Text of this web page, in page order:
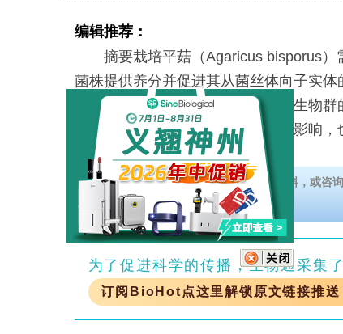
编辑推荐：
摘要栽培平菇（Agaricus bisporus）
菌株提供养分并促进其从菌丝体向子实
个阶段还会受到其生长环境中的微生物
蘑菇的生长、发育和品质产生积极影响
（如寄生菌、竞争菌或病原体
欢迎领取义翘神州高通量抗体生产服务资料，或咨
为了促进科学的传播，生物通采集
订阅BioHot点这里解锁原文链接推送